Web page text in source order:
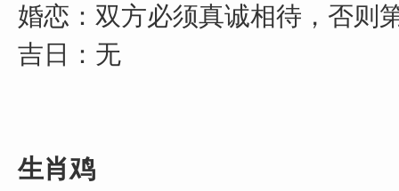
婚恋：双方必须真诚相待，否则
吉日：无
生肖鸡